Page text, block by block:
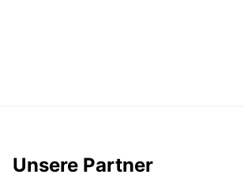
Unsere Partner